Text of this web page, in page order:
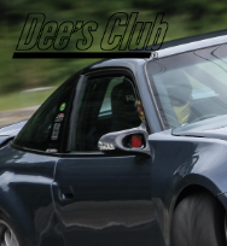
内
容
を
ス
キ
ッ
プ